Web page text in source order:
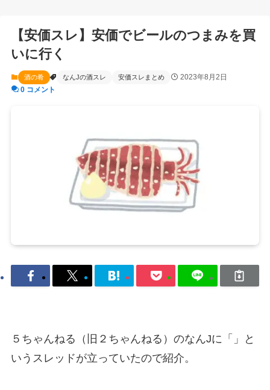
【安価スレ】安価でビールのつまみを買
いに行く
酒の肴 なんJの酒スレ 安価スレまとめ
2023年8月2日
0 コメント
５ちゃんねる（旧２ちゃんねる）のなんJに「」と
いうスレッドが立っていたので紹介。